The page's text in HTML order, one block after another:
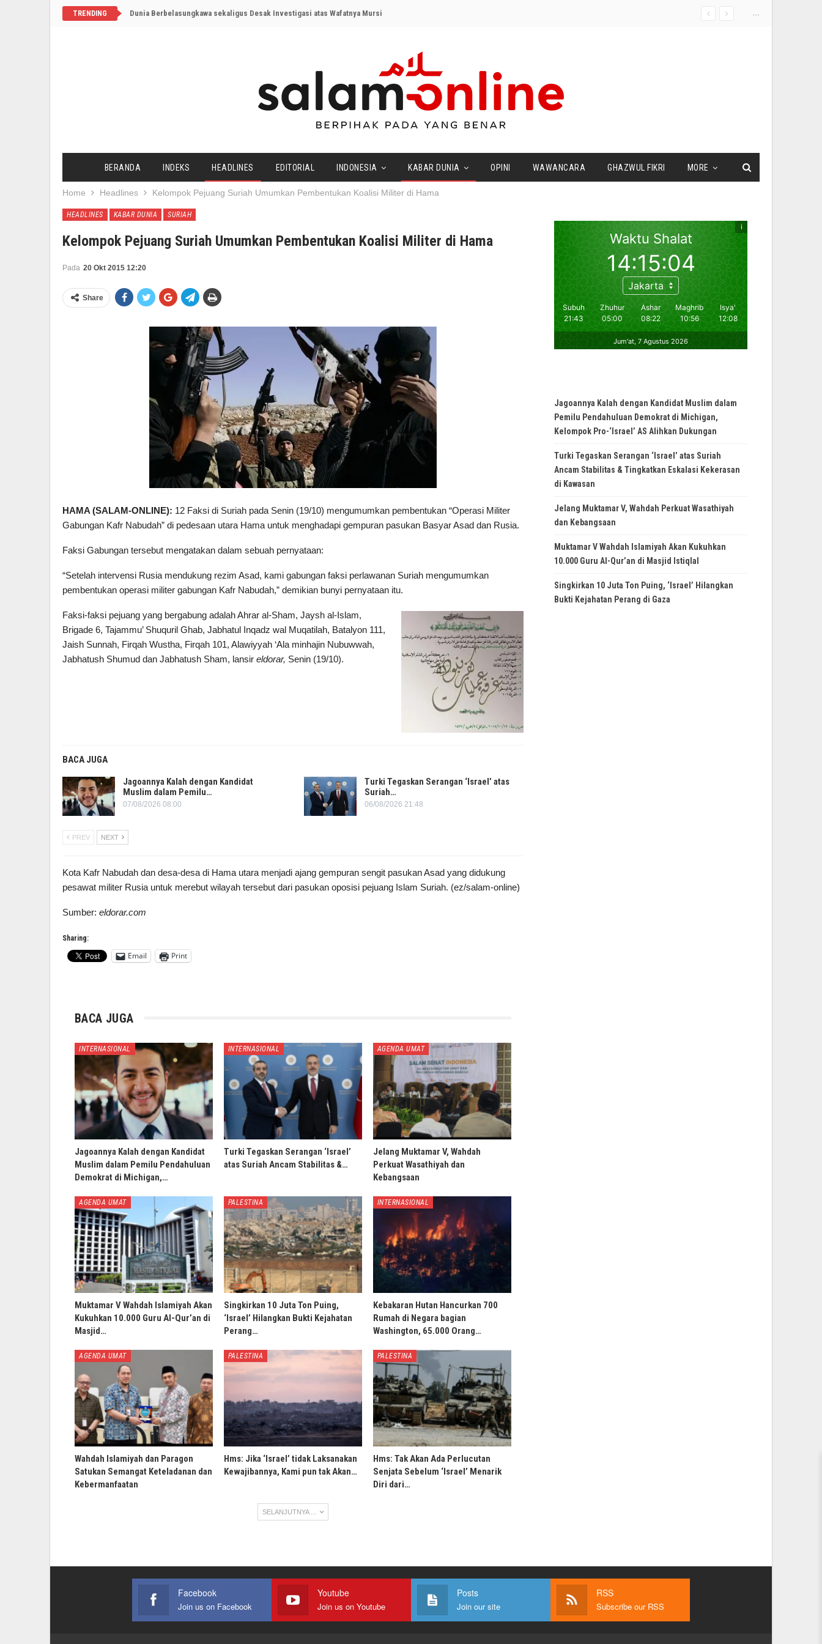
...
TRENDING Dunia Berbelasungkawa sekaligus Desak Investigasi atas Wafatnya Mursi
BERANDA INDEKS HEADLINES EDITORIAL INDONESIA KABAR DUNIA OPINI WAWANCARA GHAZWUL FIKRI MORE
Home Headlines Kelompok Pejuang Suriah Umumkan Pembentukan Koalisi Militer di Hama
HEADLINES KABAR DUNIA SURIAH
Kelompok Pejuang Suriah Umumkan Pembentukan Koalisi Militer di Hama
Pada 20 Okt 2015 12:20
Share
HAMA (SALAM-ONLINE): 12 Faksi di Suriah pada Senin (19/10) mengumumkan pembentukan “Operasi Militer
Gabungan Kafr Nabudah” di pedesaan utara Hama untuk menghadapi gempuran pasukan Basyar Asad dan Rusia.
Faksi Gabungan tersebut mengatakan dalam sebuah pernyataan:
“Setelah intervensi Rusia mendukung rezim Asad, kami gabungan faksi perlawanan Suriah mengumumkan
pembentukan operasi militer gabungan Kafr Nabudah,” demikian bunyi pernyataan itu.
Faksi-faksi pejuang yang bergabung adalah Ahrar al-Sham, Jaysh al-Islam,
Brigade 6, Tajammu’ Shuquril Ghab, Jabhatul Inqadz wal Muqatilah, Batalyon 111,
Jaish Sunnah, Firqah Wustha, Firqah 101, Alawiyyah ‘Ala minhajin Nubuwwah,
Jabhatush Shumud dan Jabhatush Sham, lansir eldorar, Senin (19/10).
BACA JUGA
Jagoannya Kalah dengan Kandidat
Muslim dalam Pemilu…
07/08/2026 08:00
Turki Tegaskan Serangan ‘Israel’ atas
Suriah…
06/08/2026 21:48
PREV NEXT
Kota Kafr Nabudah dan desa-desa di Hama utara menjadi ajang gempuran sengit pasukan Asad yang didukung
pesawat militer Rusia untuk merebut wilayah tersebut dari pasukan oposisi pejuang Islam Suriah. (ez/salam-online)
Sumber: eldorar.com
Sharing:
Email Print
BACA JUGA
INTERNASIONAL
Jagoannya Kalah dengan Kandidat
Muslim dalam Pemilu Pendahuluan
Demokrat di Michigan,…
INTERNASIONAL
Turki Tegaskan Serangan ‘Israel’
atas Suriah Ancam Stabilitas &…
AGENDA UMAT
Jelang Muktamar V, Wahdah
Perkuat Wasathiyah dan
Kebangsaan
AGENDA UMAT
Muktamar V Wahdah Islamiyah Akan
Kukuhkan 10.000 Guru Al-Qur’an di
Masjid…
PALESTINA
Singkirkan 10 Juta Ton Puing,
‘Israel’ Hilangkan Bukti Kejahatan
Perang…
INTERNASIONAL
Kebakaran Hutan Hancurkan 700
Rumah di Negara bagian
Washington, 65.000 Orang…
AGENDA UMAT
Wahdah Islamiyah dan Paragon
Satukan Semangat Keteladanan dan
Kebermanfaatan
PALESTINA
Hms: Jika ‘Israel’ tidak Laksanakan
Kewajibannya, Kami pun tak Akan…
PALESTINA
Hms: Tak Akan Ada Perlucutan
Senjata Sebelum ‘Israel’ Menarik
Diri dari…
SELANJUTNYA ...
Jagoannya Kalah dengan Kandidat Muslim dalam
Pemilu Pendahuluan Demokrat di Michigan,
Kelompok Pro-‘Israel’ AS Alihkan Dukungan
Turki Tegaskan Serangan ‘Israel’ atas Suriah
Ancam Stabilitas & Tingkatkan Eskalasi Kekerasan
di Kawasan
Jelang Muktamar V, Wahdah Perkuat Wasathiyah
dan Kebangsaan
Muktamar V Wahdah Islamiyah Akan Kukuhkan
10.000 Guru Al-Qur’an di Masjid Istiqlal
Singkirkan 10 Juta Ton Puing, ‘Israel’ Hilangkan
Bukti Kejahatan Perang di Gaza
Facebook
Join us on Facebook
Youtube
Join us on Youtube
Posts
Join our site
RSS
Subscribe our RSS